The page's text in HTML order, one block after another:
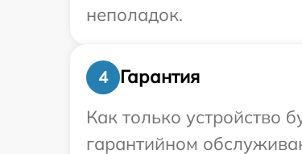
неполадок.
4
Гарантия
Как только устройство
гарантийном